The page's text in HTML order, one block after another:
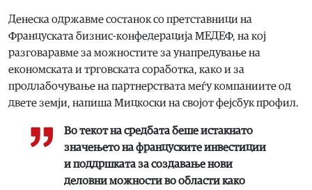
Денеска одржавме состанок со претставници на
Француската бизнис-конфедерација МЕДЕФ, на кој
разговаравме за можностите за унапредување на
економската и трговската соработка, како и за
продлабочување на партнерствата меѓу компаниите од
двете земји, напиша Мицкоски на својот фејсбук профил.
Во текот на средбата беше истакнато
значењето на француските инвестиции
и поддршката за создавање нови
деловни можности во области како